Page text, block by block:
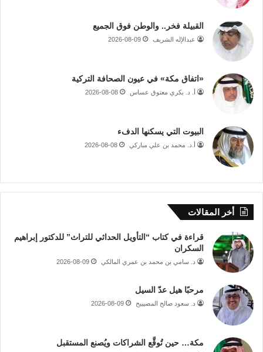
القبيلة فخر.. والوطن فوق الجميع
عبدالإله الشريف 2026-08-09
«اتفاق مكة» في عيون الصحافة التركية
أ. د. بكري معتوق عساس 2026-08-08
البيوت التي يسكنها الدفء
أ.د. محمد بن علي مباركي 2026-08-08
أخر المقالات
قراءة في كتاب “التأويل الحداثي للتراث” للدكتور إبراهيم
السكران
د. سامي بن محمد بن عمري المالكي 2026-08-09
مرحبًا هيل عدّ السيل
د. سعود صالح المصيبيح 2026-08-09
مكة… حين تُوقَّع الشراكات ويُصنع المستقبل